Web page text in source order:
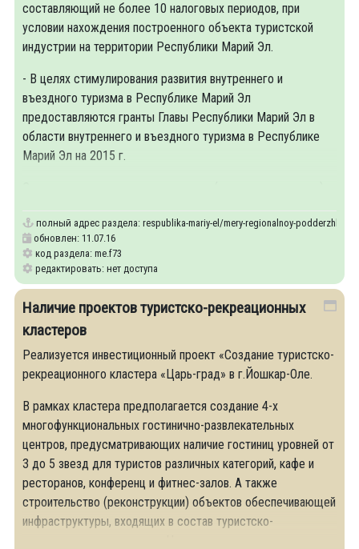
составляющий не более 10 налоговых периодов, при
условии нахождения построенного объекта туристской
индустрии на территории Республики Марий Эл.
- В целях стимулирования развития внутреннего и
въездного туризма в Республике Марий Эл
предоставляются гранты Главы Республики Марий Эл в
области внутреннего и въездного туризма в Республике
Марий Эл на 2015 г.
полный адрес раздела: respublika-mariy-el/mery-regionalnoy-podderzhki-
обновлен: 11.07.16
код раздела: me.f73
редактировать: нет доступа
Наличие проектов туристско-рекреационных
кластеров
Реализуется инвестиционный проект «Создание туристско-
рекреационного кластера «Царь-град» в г.Йошкар-Оле.
В рамках кластера предполагается создание 4-х
многофункциональных гостинично-развлекательных
центров, предусматривающих наличие гостиниц уровней от
3 до 5 звезд для туристов различных категорий, кафе и
ресторанов, конференц и фитнес-залов. А также
строительство (реконструкции) объектов обеспечивающей
инфраструктуры, входящих в состав туристско-